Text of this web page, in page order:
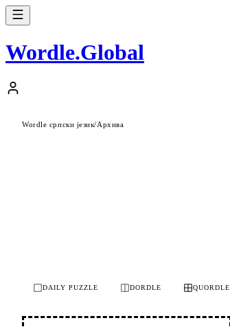
Wordle.Global
Wordle српски језик/Архива
DAILY PUZZLE DORDLE QUORDLE